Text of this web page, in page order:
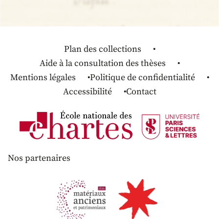
Plan des collections
Aide à la consultation des thèses
Mentions légales
Politique de confidentialité
Accessibilité
Contact
Nos partenaires